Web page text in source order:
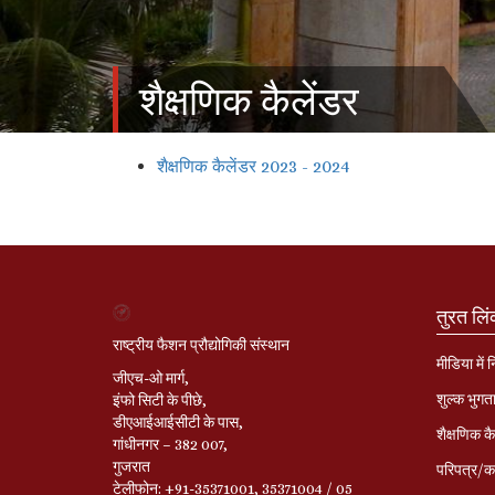
शैक्षणिक कैलेंडर
शैक्षणिक कैलेंडर 2023 - 2024
राष्ट्रीय फैशन प्रौद्योगिकी संस्थान
जीएच-ओ मार्ग,
इंफो सिटी के पीछे,
डीएआईआईसीटी के पास,
गांधीनगर – 382 007,
गुजरात
टेलीफोन: +91-35371001, 35371004 / 05
तुरत
मीडिया में
शुल्क
शैक्षणिक
परिपत्र/